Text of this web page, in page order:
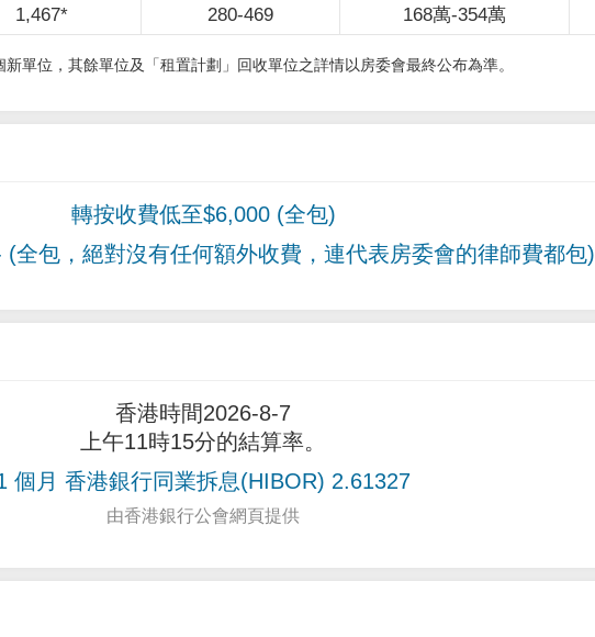
1,467* 280-469 168萬-354萬
單位，其餘單位及「租置計劃」回收單位之詳情以房委會最終公布為準。
轉按收費低至$6,000 (全包)
(全包，絕對沒有任何額外收費，連代表房委會的律師費都包)
香港時間2026-8-7
上午11時15分的結算率。
個月 香港銀行同業拆息(HIBOR) 2.61327
由香港銀行公會網頁提供